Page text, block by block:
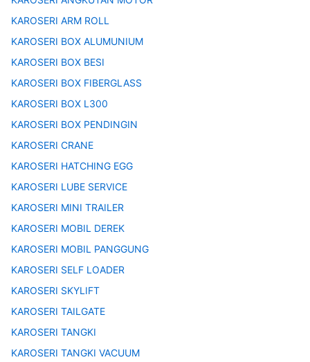
KAROSERI ARM ROLL
KAROSERI BOX ALUMUNIUM
KAROSERI BOX BESI
KAROSERI BOX FIBERGLASS
KAROSERI BOX L300
KAROSERI BOX PENDINGIN
KAROSERI CRANE
KAROSERI HATCHING EGG
KAROSERI LUBE SERVICE
KAROSERI MINI TRAILER
KAROSERI MOBIL DEREK
KAROSERI MOBIL PANGGUNG
KAROSERI SELF LOADER
KAROSERI SKYLIFT
KAROSERI TAILGATE
KAROSERI TANGKI
KAROSERI TANGKI VACUUM